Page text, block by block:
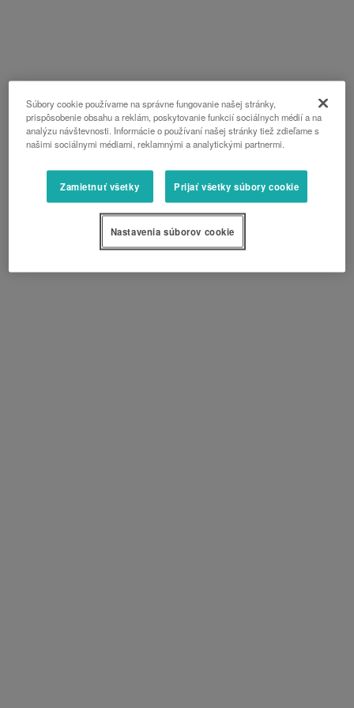
Súbory cookie používame na správne fungovanie našej stránky,
prispôsobenie obsahu a reklám, poskytovanie funkcií sociálnych médií a na
analýzu návštevnosti. Informácie o používaní našej stránky tiež zdieľame s
našimi sociálnymi médiami, reklamnými a analytickými partnermi.
Zamietnuť všetky Prijať všetky súbory cookie
Nastavenia súborov cookie